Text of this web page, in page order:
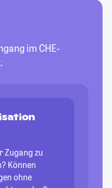
im CHE-
Zugang zu
Können
ohne